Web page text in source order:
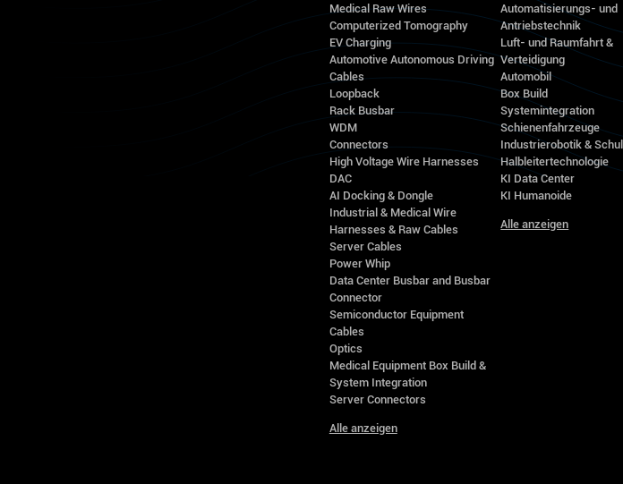
Medical Raw Wires
Computerized Tomography
EV Charging
Automotive Autonomous Driving
Cables
Loopback
Rack Busbar
WDM
Connectors
High Voltage Wire Harnesses
DAC
AI Docking & Dongle
Industrial & Medical Wire
Harnesses & Raw Cables
Server Cables
Power Whip
Data Center Busbar and Busbar
Connector
Semiconductor Equipment
Cables
Optics
Medical Equipment Box Build &
System Integration
Server Connectors
Alle anzeigen
Automatisierungs- und
Antriebstechnik
Luft- und Raumfahrt &
Verteidigung
Automobil
Box Build
Systemintegration
Schienenfahrzeuge
Industrierobotik &
Halbleitertechnologie
KI Data Center
KI Humanoide
Alle anzeigen